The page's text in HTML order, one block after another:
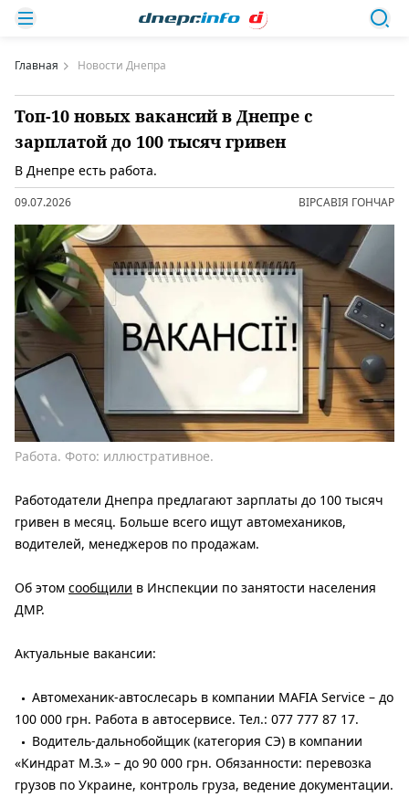
Главная Новости Днепра
Топ-10 новых вакансий в Днепре с
зарплатой до 100 тысяч гривен
В Днепре есть работа.
09.07.2026 ВІРСАВІЯ ГОНЧАР
Работа. Фото: иллюстративное.
Работодатели Днепра предлагают зарплаты до 100 тысяч
гривен в месяц. Больше всего ищут автомехаников,
водителей, менеджеров по продажам.
Об этом сообщили в Инспекции по занятости населения
ДМР.
Актуальные вакансии:
Автомеханик-автослесарь в компании MAFIA Service – до
100 000 грн. Работа в автосервисе. Тел.: 077 777 87 17.
Водитель-дальнобойщик (категория СЭ) в компании
«Киндрат М.З.» – до 90 000 грн. Обязанности: перевозка
грузов по Украине, контроль груза, ведение документации.